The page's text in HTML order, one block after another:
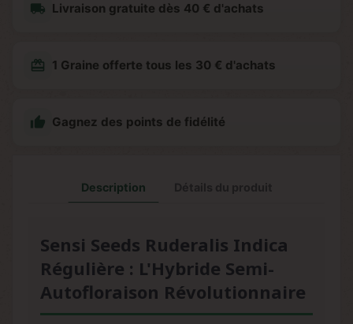
local_shipping Livraison gratuite dès 40 € d'achats
redeem 1 Graine offerte tous les 30 € d'achats
 Gagnez des points de fidélité
Description
Sensi Seeds Ruderalis Indica
Régulière : L'Hybride Semi-
Autofloraison Révolutionnaire